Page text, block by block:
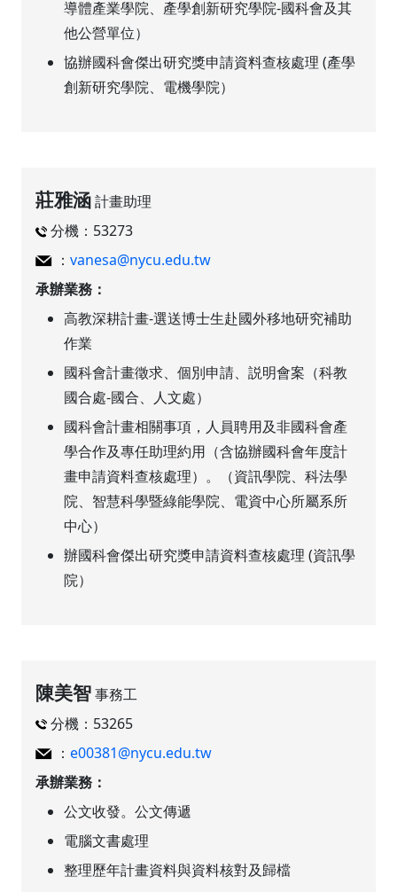
導體產業學院、產學創新研究學院-國科會及其
他公營單位）
協辦國科會傑出研究獎申請資料查核處理 (產學
創新研究學院、電機學院）
莊雅涵計畫助理
分機：53273
： vanesa@nycu.edu.tw
承辦業務：
高教深耕計畫-選送博士生赴國外移地研究補助
作業
國科會計畫徵求、個別申請、説明會案（科教
國合處-國合、人文處）
國科會計畫相關事項，人員聘用及非國科會產
學合作及專任助理約用（含協辦國科會年度計
畫申請資料查核處理）。（資訊學院、科法學
院、智慧科學暨綠能學院、電資中心所屬系所
中心）
辦國科會傑出研究獎申請資料查核處理 (資訊學
院）
陳美智事務工
分機：53265
： e00381@nycu.edu.tw
承辦業務：
公文收發。公文傳遞
電腦文書處理
整理歷年計畫資料與資料核對及歸檔